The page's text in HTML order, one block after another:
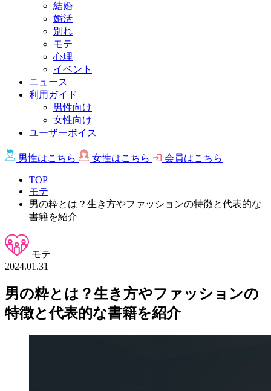
結婚
婚活
別れ
モテ
心理
イベント
ニュース
利用ガイド
男性向け
女性向け
ユーザーボイス
男性はこちら 女性はこちら 会員はこちら
TOP
モテ
男の粋とは？生き方やファッションの特徴と代表的な
書籍を紹介
モテ
2024.01.31
男の粋とは？生き方やファッションの
特徴と代表的な書籍を紹介